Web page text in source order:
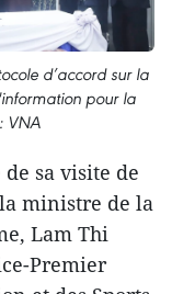
d’accord sur la
pour la
VNA
sa visite de
ministre de la
Lam Thi
Premier